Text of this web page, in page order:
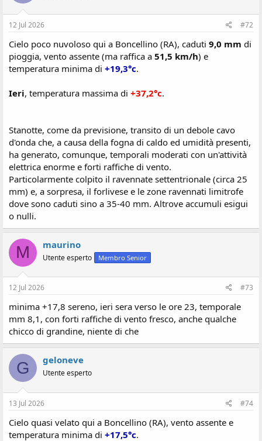
12 Jul 2026 #72
Cielo poco nuvoloso qui a Boncellino (RA), caduti 9,0 mm di
pioggia, vento assente (ma raffica a 51,5 km/h) e
temperatura minima di +19,3°c.
Ieri, temperatura massima di +37,2°c.
Stanotte, come da previsione, transito di un debole cavo
d'onda che, a causa della fogna di caldo ed umidità presenti,
ha generato, comunque, temporali moderati con un'attività
elettrica enorme e forti raffiche di vento.
Particolarmente colpito il ravennate settentrionale (circa 25
mm) e, a sorpresa, il forlivese e le zone ravennati limitrofe
dove sono caduti sino a 35-40 mm. Altrove accumuli esigui
o nulli.
M maurino
Utente esperto Membro Senior
12 Jul 2026 #73
minima +17,8 sereno, ieri sera verso le ore 23, temporale
mm 8,1, con forti raffiche di vento fresco, anche qualche
chicco di grandine, niente di che
G geloneve
Utente esperto
13 Jul 2026 #74
Cielo quasi velato qui a Boncellino (RA), vento assente e
temperatura minima di +17,5°c.